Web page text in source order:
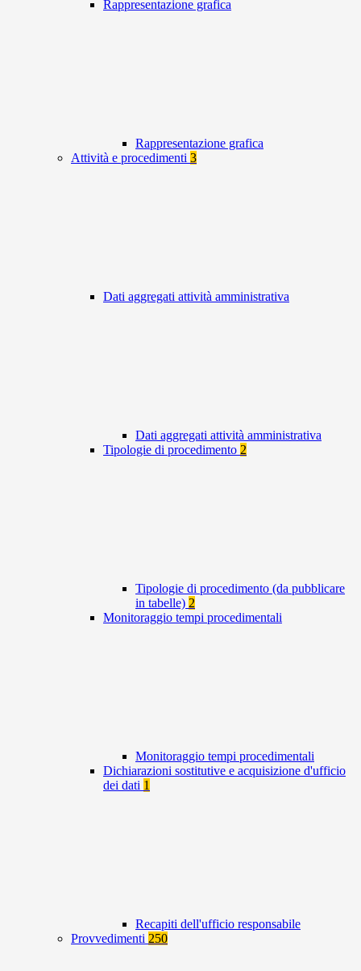
Rappresentazione grafica
Rappresentazione grafica
Attività e procedimenti 3
Dati aggregati attività amministrativa
Dati aggregati attività amministrativa
Tipologie di procedimento 2
Tipologie di procedimento (da pubblicare
in tabelle) 2
Monitoraggio tempi procedimentali
Monitoraggio tempi procedimentali
Dichiarazioni sostitutive e acquisizione d'ufficio
dei dati 1
Recapiti dell'ufficio responsabile
Provvedimenti 250